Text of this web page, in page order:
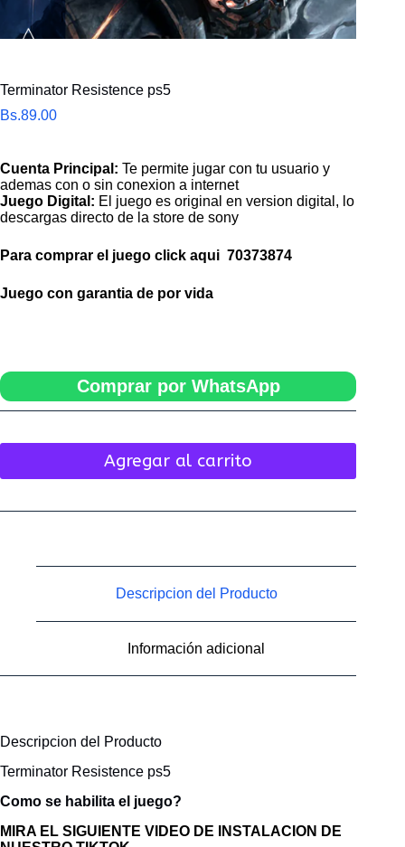
Terminator Resistence ps5
Bs.89.00
Cuenta Principal: Te permite jugar con tu usuario y
ademas con o sin conexion a internet
Juego Digital: El juego es original en version digital, lo
descargas directo de la store de sony
Para comprar el juego click aqui 70373874
Juego con garantia de por vida
Comprar por WhatsApp
Agregar al carrito
Descripcion del Producto
Información adicional
Descripcion del Producto
Terminator Resistence ps5
Como se habilita el juego?
MIRA EL SIGUIENTE VIDEO DE INSTALACION DE